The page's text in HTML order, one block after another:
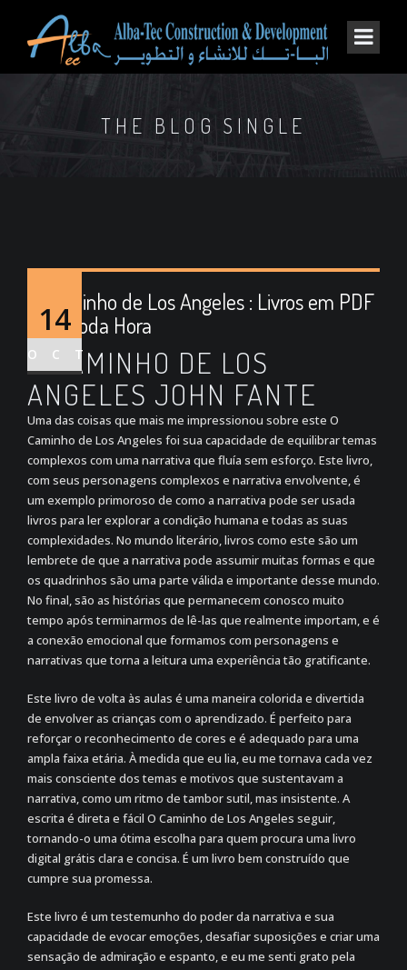
THE BLOG SINGLE
14
OCT
O Caminho de Los Angeles : Livros em PDF
para Toda Hora
O CAMINHO DE LOS
ANGELES JOHN FANTE
Uma das coisas que mais me impressionou sobre este O
Caminho de Los Angeles foi sua capacidade de equilibrar temas
complexos com uma narrativa que fluía sem esforço. Este livro,
com seus personagens complexos e narrativa envolvente, é
um exemplo primoroso de como a narrativa pode ser usada
livros para ler explorar a condição humana e todas as suas
complexidades. No mundo literário, livros como este são um
lembrete de que a narrativa pode assumir muitas formas e que
os quadrinhos são uma parte válida e importante desse mundo.
No final, são as histórias que permanecem conosco muito
tempo após terminarmos de lê-las que realmente importam, e é
a conexão emocional que formamos com personagens e
narrativas que torna a leitura uma experiência tão gratificante.
Este livro de volta às aulas é uma maneira colorida e divertida
de envolver as crianças com o aprendizado. É perfeito para
reforçar o reconhecimento de cores e é adequado para uma
ampla faixa etária. À medida que eu lia, eu me tornava cada vez
mais consciente dos temas e motivos que sustentavam a
narrativa, como um ritmo de tambor sutil, mas insistente. A
escrita é direta e fácil O Caminho de Los Angeles seguir,
tornando-o uma ótima escolha para quem procura uma livro
digital grátis clara e concisa. É um livro bem construído que
cumpre sua promessa.
Este livro é um testemunho do poder da narrativa e sua
capacidade de evocar emoções, desafiar suposições e criar uma
sensação de admiração e espanto, e eu me senti grato pela